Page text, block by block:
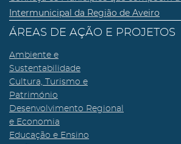
Intermunicipal da Região de Aveiro
ÁREAS DE AÇÃO E PROJETOS
Ambiente e
Sustentabilidade
Cultura, Turismo e
Património
Desenvolvimento Regional
e Economia
Educação e Ensino